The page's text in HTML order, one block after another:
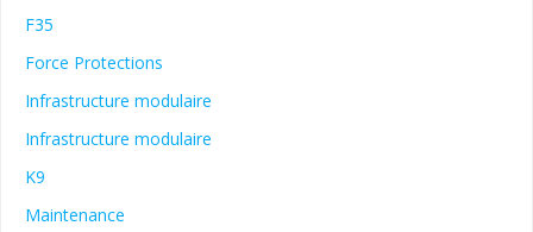
F35
Force Protections
Infrastructure modulaire
Infrastructure modulaire
K9
Maintenance